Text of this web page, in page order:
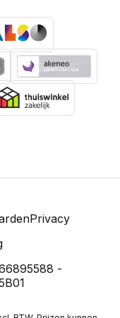
Privacy
-